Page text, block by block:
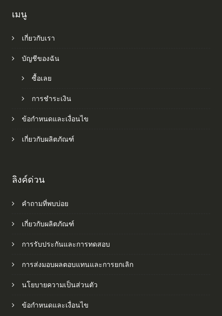
เมนู
เกี่ยวกับเรา
บัญชีของฉัน
ซื้อเลย
การชำระเงิน
ข้อกำหนดและเงื่อนไข
เกี่ยวกับผลิตภัณฑ์
ลิงค์ด่วน
คำถามที่พบบ่อย
เกี่ยวกับผลิตภัณฑ์
การรับประกันและการทดสอบ
การส่งมอบผลตอบแทนและการยกเลิก
นโยบายความเป็นส่วนตัว
ข้อกำหนดและเงื่อนไข